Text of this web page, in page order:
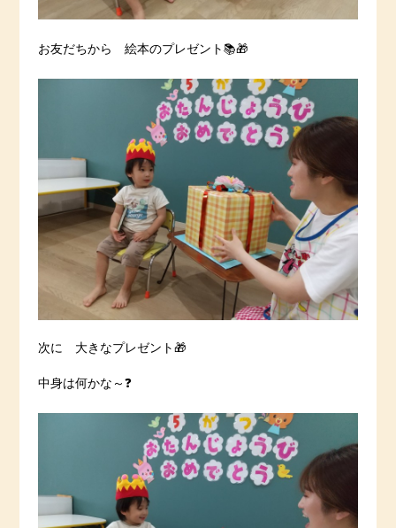
お友だちから 絵本のプレゼント📚🎁
次に 大きなプレゼント🎁
中身は何かな～❓